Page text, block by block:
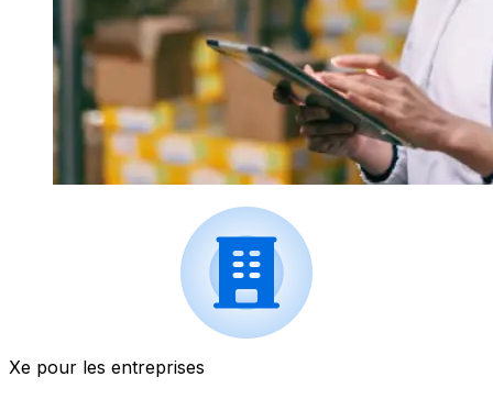
Xe pour les entreprises